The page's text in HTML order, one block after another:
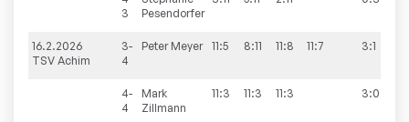
3
Pesendorfer
16.2.2026
TSV Achim
3-
4
Peter Meyer 11:5 8:11 11:8 11:7 3:1
4-
4
Mark
Zillmann
11:3 11:3 11:3 3:0